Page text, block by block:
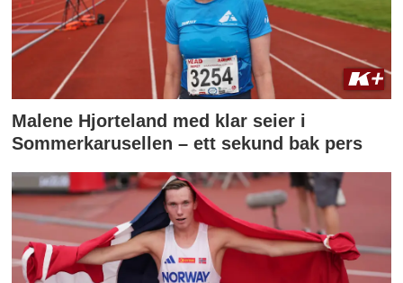
Malene Hjorteland med klar seier i
Sommerkarusellen – ett sekund bak pers